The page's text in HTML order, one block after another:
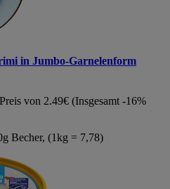
in Jumbo-Garnelenform
von 2.49€ (Insgesamt -16%
Becher, (1kg = 7,78)